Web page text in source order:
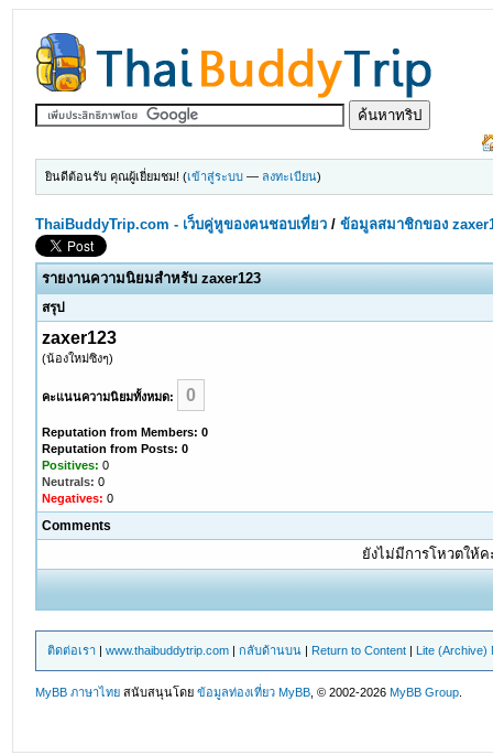
ยินดีต้อนรับ คุณผู้เยี่ยมชม! (เข้าสู่ระบบ — ลงทะเบียน)
ThaiBuddyTrip.com - เว็บคู่หูของคนชอบเที่ยว /ข้อมูลสมาชิกของ
รายงานความนิยมสำหรับ zaxer123
สรุป
zaxer123
(น้องใหม่ซิงๆ)
คะแนนความนิยมทั้งหมด: 0
Reputation from Members: 0
Reputation from Posts: 0
Positives: 0
Neutrals: 0
Negatives: 0
Comments
ยังไม่มีการโหวตให้
ติดต่อเรา |www.thaibuddytrip.com |กลับด้านบน | Return to Content | Lite (Archive)
MyBB ภาษาไทย สนับสนุนโดยข้อมูลท่องเที่ยว MyBB , © 2002-2026MyBB Group